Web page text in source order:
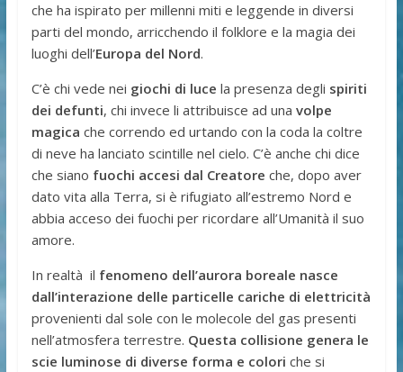
che ha ispirato per millenni miti e leggende in diversi
parti del mondo, arricchendo il folklore e la magia dei
luoghi dell’Europa del Nord.
C’è chi vede nei giochi di luce la presenza degli spiriti
dei defunti, chi invece li attribuisce ad una volpe
magica che correndo ed urtando con la coda la coltre
di neve ha lanciato scintille nel cielo. C’è anche chi dice
che siano fuochi accesi dal Creatore che, dopo aver
dato vita alla Terra, si è rifugiato all’estremo Nord e
abbia acceso dei fuochi per ricordare all’Umanità il suo
amore.
In realtà il fenomeno dell’aurora boreale nasce
dall’interazione delle particelle cariche di elettricità
provenienti dal sole con le molecole del gas presenti
nell’atmosfera terrestre. Questa collisione genera le
scie luminose di diverse forma e colori che si